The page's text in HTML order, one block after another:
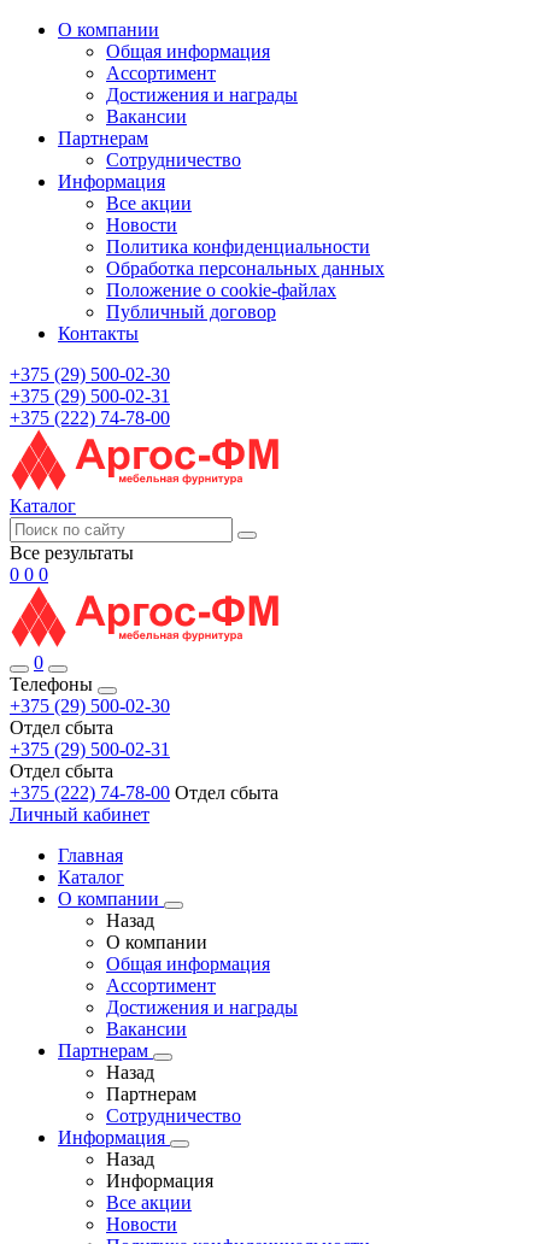
О компании
Общая информация
Ассортимент
Достижения и награды
Вакансии
Партнерам
Сотрудничество
Информация
Все акции
Новости
Политика конфиденциальности
Обработка персональных данных
Положение о cookie-файлах
Публичный договор
Контакты
+375 (29) 500-02-30
+375 (29) 500-02-31
+375 (222) 74-78-00
Каталог
Все результаты
0 0 0
0
Телефоны
+375 (29) 500-02-30
Отдел сбыта
+375 (29) 500-02-31
Отдел сбыта
+375 (222) 74-78-00 Отдел сбыта
Личный кабинет
Главная
Каталог
О компании
Назад
О компании
Общая информация
Ассортимент
Достижения и награды
Вакансии
Партнерам
Назад
Партнерам
Сотрудничество
Информация
Назад
Информация
Все акции
Новости